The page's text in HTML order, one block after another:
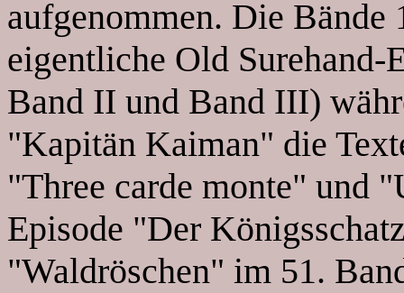
aufgenommen. Die Bände
eigentliche Old
Band II und Band III)
"Kapitän Kaiman" die
"Three carde monte" und
Episode "Der
"Waldröschen" im 51.